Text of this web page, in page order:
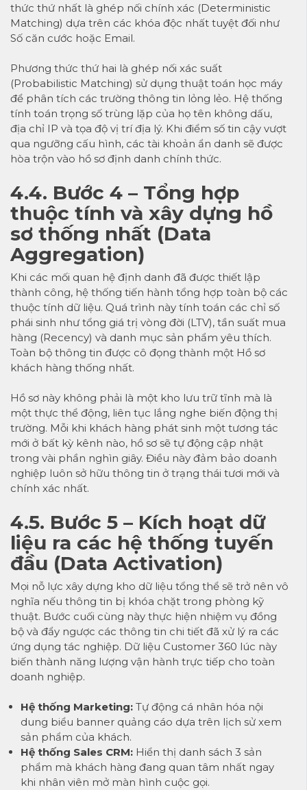
thức thứ nhất là ghép nối chính xác (Deterministic
Matching) dựa trên các khóa độc nhất tuyệt đối như
Số căn cước hoặc Email.
Phương thức thứ hai là ghép nối xác suất
(Probabilistic Matching) sử dụng thuật toán học máy
để phân tích các trường thông tin lỏng lẻo. Hệ thống
tính toán trọng số trùng lặp của họ tên không dấu,
địa chỉ IP và tọa độ vị trí địa lý. Khi điểm số tin cậy vượt
qua ngưỡng cấu hình, các tài khoản ẩn danh sẽ được
hòa trộn vào hồ sơ định danh chính thức.
4.4. Bước 4 – Tổng hợp
thuộc tính và xây dựng hồ
sơ thống nhất (Data
Aggregation)
Khi các mối quan hệ định danh đã được thiết lập
thành công, hệ thống tiến hành tổng hợp toàn bộ các
thuộc tính dữ liệu. Quá trình này tính toán các chỉ số
phái sinh như tổng giá trị vòng đời (LTV), tần suất mua
hàng (Recency) và danh mục sản phẩm yêu thích.
Toàn bộ thông tin được cô đọng thành một Hồ sơ
khách hàng thống nhất.
Hồ sơ này không phải là một kho lưu trữ tĩnh mà là
một thực thể động, liên tục lắng nghe biến động thị
trường. Mỗi khi khách hàng phát sinh một tương tác
mới ở bất kỳ kênh nào, hồ sơ sẽ tự động cập nhật
trong vài phần nghìn giây. Điều này đảm bảo doanh
nghiệp luôn sở hữu thông tin ở trạng thái tươi mới và
chính xác nhất.
4.5. Bước 5 – Kích hoạt dữ
liệu ra các hệ thống tuyến
đầu (Data Activation)
Mọi nỗ lực xây dựng kho dữ liệu tổng thể sẽ trở nên vô
nghĩa nếu thông tin bị khóa chặt trong phòng kỹ
thuật. Bước cuối cùng này thực hiện nhiệm vụ đồng
bộ và đẩy ngược các thông tin chi tiết đã xử lý ra các
ứng dụng tác nghiệp. Dữ liệu Customer 360 lúc này
biến thành năng lượng vận hành trực tiếp cho toàn
doanh nghiệp.
Hệ thống Marketing: Tự động cá nhân hóa nội
dung biểu banner quảng cáo dựa trên lịch sử xem
sản phẩm của khách.
Hệ thống Sales CRM: Hiển thị danh sách 3 sản
phẩm mà khách hàng đang quan tâm nhất ngay
khi nhân viên mở màn hình cuộc gọi.